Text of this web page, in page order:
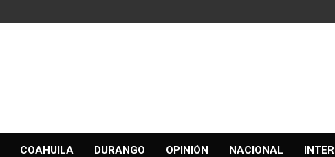
COAHUILA DURANGO OPINIÓN NACIONAL